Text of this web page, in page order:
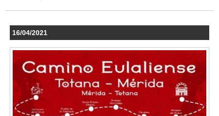
16/04/2021